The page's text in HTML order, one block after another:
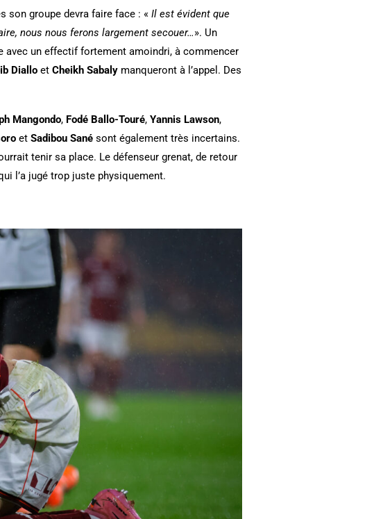
son groupe devra faire face : « Il est évident que
nous nous ferons largement secouer…». Un
avec un effectif fortement amoindri, à commencer
Diallo et Cheikh Sabaly manqueront à l’appel. Des
Mangondo, Fodé Ballo-Touré, Yannis Lawson,
et Sadibou Sané sont également très incertains.
tenir sa place. Le défenseur grenat, de retour
l’a jugé trop juste physiquement.